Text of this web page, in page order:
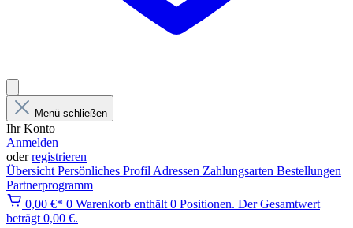
Menü schließen
Ihr Konto
Anmelden
oderregistrieren
Übersicht Persönliches Profil Adressen Zahlungsarten Bestellungen
Partnerprogramm
0,00 €* 0 Warenkorb enthält 0 Positionen. Der Gesamtwert
beträgt 0,00 €.